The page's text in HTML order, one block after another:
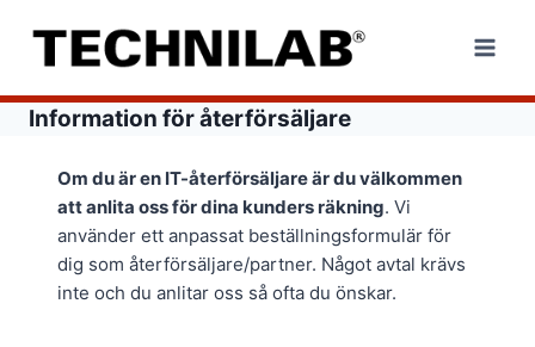
content
Information för återförsäljare
Om du är en IT-återförsäljare är du välkommen
att anlita oss för dina kunders räkning. Vi
använder ett anpassat beställningsformulär för
dig som återförsäljare/partner. Något avtal krävs
inte och du anlitar oss så ofta du önskar.